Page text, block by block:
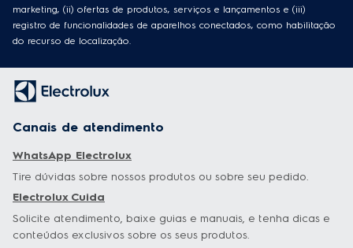
marketing, (ii) ofertas de produtos, serviços e lançamentos e (iii)
registro de funcionalidades de aparelhos conectados, como habilitação
do recurso de localização.
Canais de atendimento
WhatsApp Electrolux
Tire dúvidas sobre nossos produtos ou sobre seu pedido.
Electrolux Cuida
Solicite atendimento, baixe guias e manuais, e tenha dicas e
conteúdos exclusivos sobre os seus produtos.